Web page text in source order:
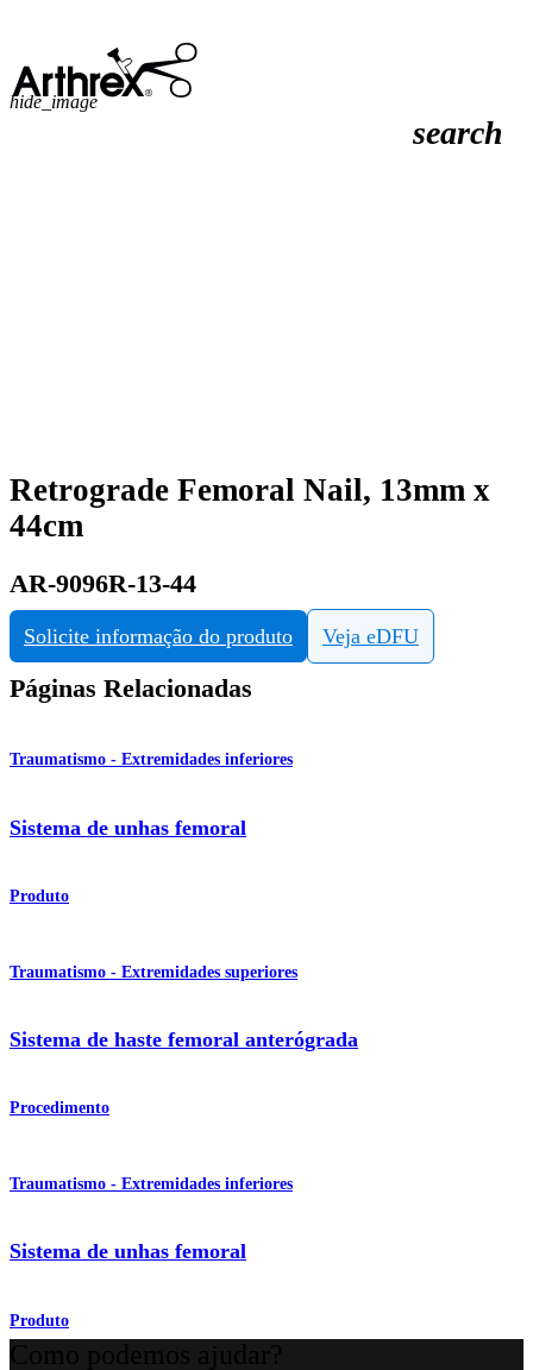
search
hide_image
Retrograde Femoral Nail, 13mm x
44cm
AR-9096R-13-44
Solicite informação do produto Veja eDFU
Páginas Relacionadas
Traumatismo - Extremidades inferiores
Sistema de unhas femoral
Produto
Traumatismo - Extremidades superiores
Sistema de haste femoral anterógrada
Procedimento
Traumatismo - Extremidades inferiores
Sistema de unhas femoral
Produto